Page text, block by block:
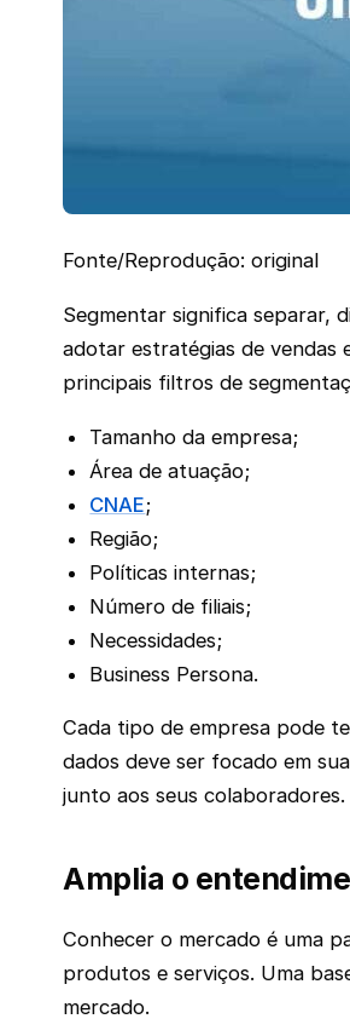
Fonte/Reprodução: original
Segmentar significa separar,
adotar estratégias de vendas
principais filtros de
Tamanho da empresa;
Área de atuação;
CNAE;
Região;
Políticas internas;
Número de filiais;
Necessidades;
Business Persona.
Cada tipo de empresa pode
dados deve ser focado em
junto aos seus colaboradores.
Amplia o
Conhecer o mercado é uma
produtos e serviços. Uma
mercado.